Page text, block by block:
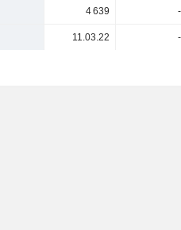
4 639 -
11.03.22 -